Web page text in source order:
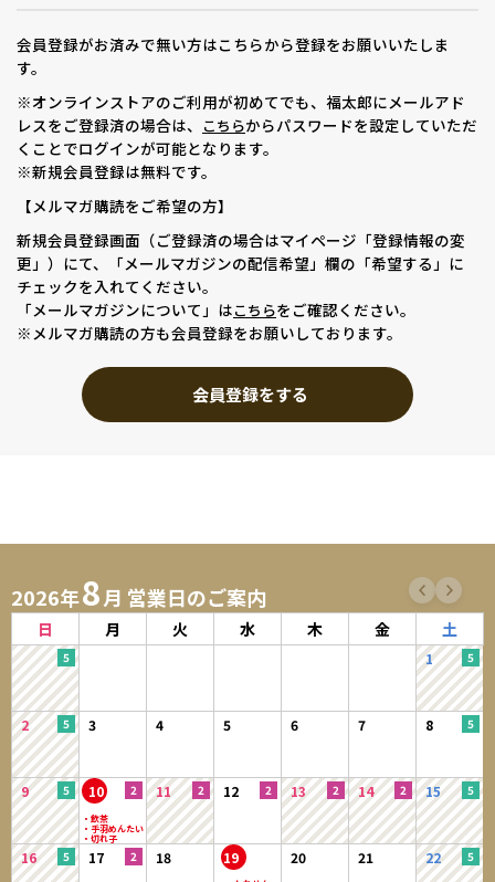
会員登録がお済みで無い方はこちらから登録をお願いいたしま
す。
※オンラインストアのご利用が初めてでも、福太郎にメールアド
レスをご登録済の場合は、 こちらからパスワードを設定していただ
くことでログインが可能となります。
※新規会員登録は無料です。
【メルマガ購読をご希望の方】
新規会員登録画面（ご登録済の場合はマイページ「登録情報の変
更」）にて、「メールマガジンの配信希望」欄の「希望する」に
チェックを入れてください。
「メールマガジンについて」はこちらをご確認ください。
※メルマガ購読の方も会員登録をお願いしております。
会員登録をする
2026年8月 営業日のご案内
日 月 火 水 木 金 土
1
2 3 4 5 6 7 8
9 10 11 12 13 14 15
16 17 18 19 20 21 22